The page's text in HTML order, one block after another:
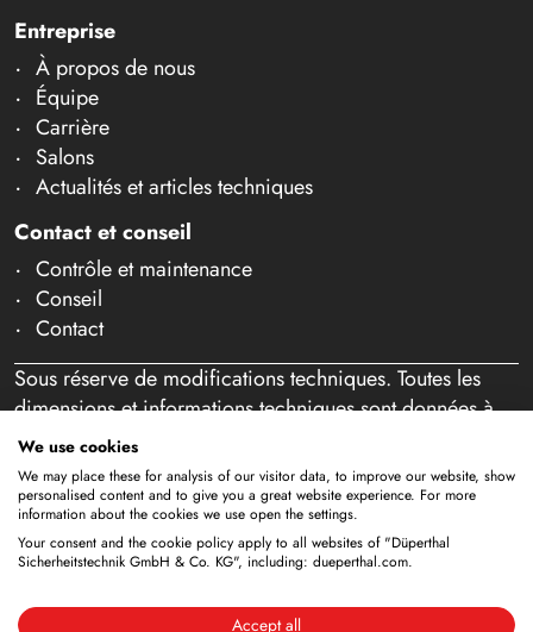
Entreprise
À propos de nous
Équipe
Carrière
Salons
Actualités et articles techniques
Contact et conseil
Contrôle et maintenance
Conseil
Contact
Sous réserve de modifications techniques. Toutes les
dimensions et informations techniques sont données à
titre indicatif. Sous réserve d'erreurs et de fautes de
frappe. Notre offre s'adresse exclusivement aux
professionnels au sens de l'article 14 BGB. Aucune vente
aux particuliers n'a lieu. En utilisant ce site Web et en
passant éventuellement commande, vous confirmez agir
We use cookies
We may place these for analysis of our visitor data, to improve our website, show
personalised content and to give you a great website experience. For more
information about the cookies we use open the settings.
Your consent and the cookie policy apply to all websites of "Düperthal
Sicherheitstechnik GmbH & Co. KG", including: dueperthal.com.
Accept all